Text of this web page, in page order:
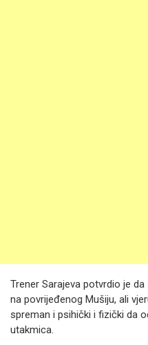
Trener Sarajeva potvrdio je
na povrijeđenog Mušiju, ali
spreman i psihički i fizički da
utakmica.